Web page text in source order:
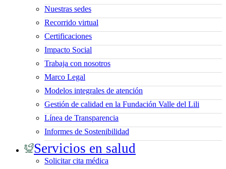
Nuestras sedes
Recorrido virtual
Certificaciones
Impacto Social
Trabaja con nosotros
Marco Legal
Modelos integrales de atención
Gestión de calidad en la Fundación Valle del Lili
Línea de Transparencia
Informes de Sostenibilidad
Servicios en salud
Solicitar cita médica